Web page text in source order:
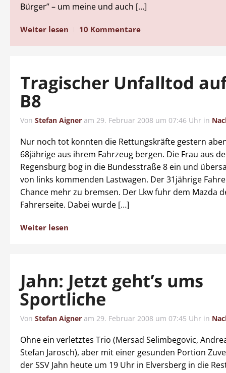
Bürger” – um meine und auch […]
Weiter lesen 10 Kommentare
Tragischer Unfalltod
B8
Von Stefan Aigner am 29. Februar 2008 um 07:46 Uhr in
Nur noch tot konnten die Rettungskräfte gestern
68jährige aus ihrem Fahrzeug bergen. Die Frau aus
Regensburg bog in die Bundesstraße 8 ein und
von links kommenden Lastwagen. Der 31jährige
Chance mehr zu bremsen. Der Lkw fuhr dem Mazda
Fahrerseite. Dabei wurde […]
Weiter lesen
Jahn: Jetzt geht’s ums
Sportliche
Von Stefan Aigner am 29. Februar 2008 um 07:45 Uhr in
Ohne ein verletztes Trio (Mersad Selimbegovic,
Stefan Jarosch), aber mit einer gesunden Portion
der SSV Jahn heute um 19 Uhr in Elversberg in die